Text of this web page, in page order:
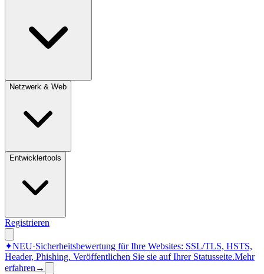
Netzwerk & Web
Entwicklertools
Registrieren
✦NEU·Sicherheitsbewertung für Ihre Websites: SSL/TLS, HSTS,
Header, Phishing. Veröffentlichen Sie sie auf Ihrer Statusseite.Mehr
erfahren →